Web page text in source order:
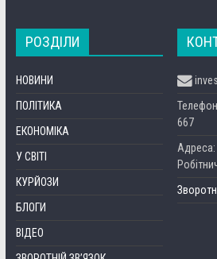
РОЗДІЛИ
НОВИНИ
ПОЛІТИКА
ЕКОНОМІКА
У СВІТІ
КУРЙОЗИ
БЛОГИ
ВІДЕО
667
Адреса: